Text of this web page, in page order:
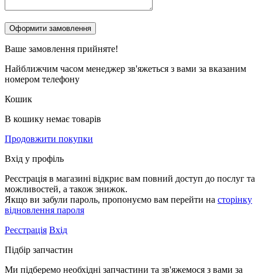
Ваше замовлення прийняте!
Найближчим часом менеджер зв'яжеться з вами за вказаним
номером телефону
Кошик
В кошику немає товарів
Продовжити покупки
Вхід у профіль
Реєстрація в магазині відкриє вам повний доступ до послуг та
можливостей, а також знижок.
Якщо ви забули пароль, пропонуємо вам перейти на сторінку
відновлення пароля
Реєстрація Вхід
Підбір запчастин
Ми підберемо необхідні запчастини та зв'яжемося з вами за